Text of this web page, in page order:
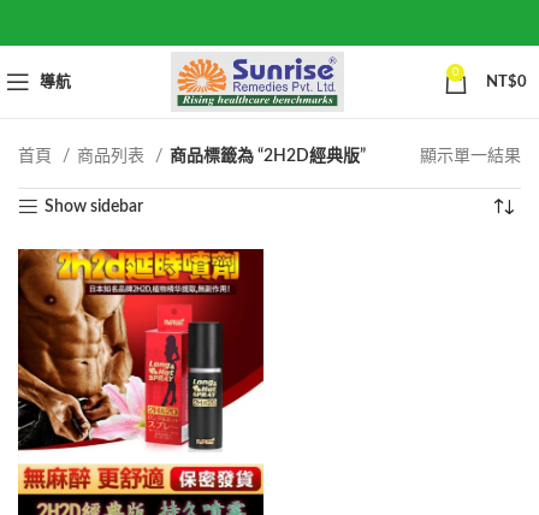
導航
0
NT$0
首頁 商品列表 商品標籤為 “2H2D經典版” 顯示單一結果
Show sidebar